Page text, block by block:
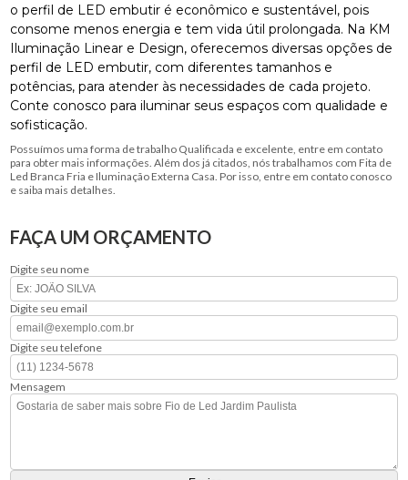
o perfil de LED embutir é econômico e sustentável, pois
consome menos energia e tem vida útil prolongada. Na KM
Iluminação Linear e Design, oferecemos diversas opções de
perfil de LED embutir, com diferentes tamanhos e
potências, para atender às necessidades de cada projeto.
Conte conosco para iluminar seus espaços com qualidade e
sofisticação.
Possuímos uma forma de trabalho Qualificada e excelente, entre em contato
para obter mais informações. Além dos já citados, nós trabalhamos com Fita de
Led Branca Fria e Iluminação Externa Casa. Por isso, entre em contato conosco
e saiba mais detalhes.
FAÇA UM ORÇAMENTO
Digite seu nome
Digite seu email
Digite seu telefone
Mensagem